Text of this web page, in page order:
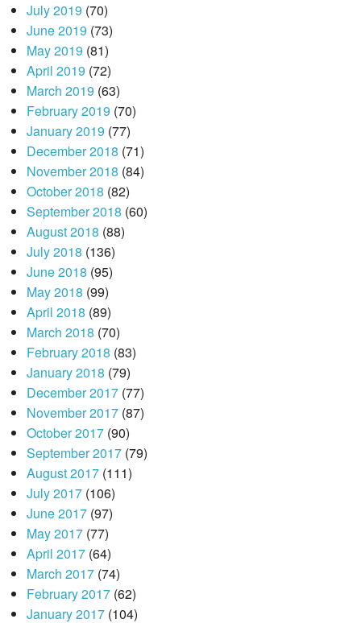
July 2019 (70)
June 2019 (73)
May 2019 (81)
April 2019 (72)
March 2019 (63)
February 2019 (70)
January 2019 (77)
December 2018 (71)
November 2018 (84)
October 2018 (82)
September 2018 (60)
August 2018 (88)
July 2018 (136)
June 2018 (95)
May 2018 (99)
April 2018 (89)
March 2018 (70)
February 2018 (83)
January 2018 (79)
December 2017(77)
November 2017(87)
October 2017(90)
September 2017(79)
August 2017(111)
July 2017(106)
June 2017(97)
May 2017(77)
April 2017(64)
March 2017(74)
February 2017(62)
January 2017(104)